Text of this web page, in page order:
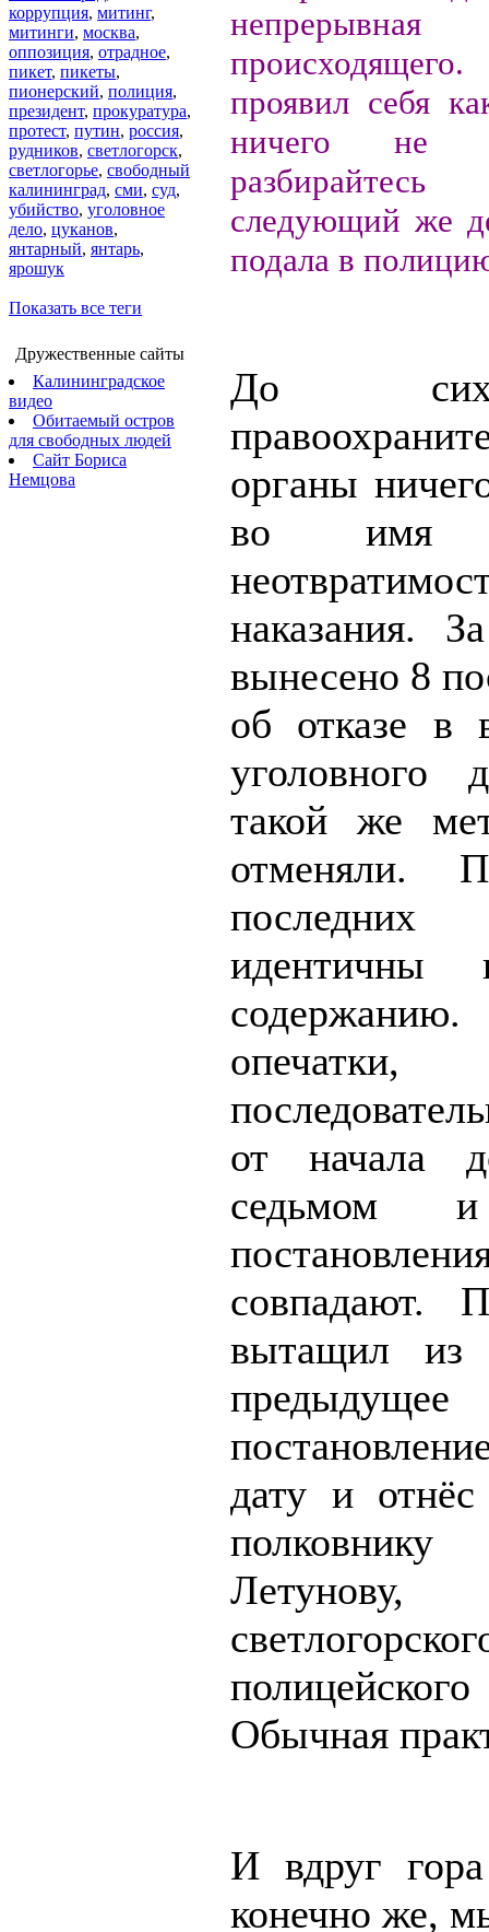
коррупция, митинг,
митинги, москва,
оппозиция, отрадное,
пикет, пикеты,
пионерский, полиция,
президент, прокуратура,
протест, путин, россия,
рудников, светлогорск,
светлогорье, свободный
калининград, сми, суд,
убийство, уголовное
дело, цуканов,
янтарный, янтарь,
ярошук
Показать все теги
Дружественные сайты
Калининградское
видео
Обитаемый остров
для свободных людей
Сайт Бориса
Немцова
непрерывная
проявил себя
ничего не
следующий же
подала в
До
органы
во имя
наказания.
вынесено 8
об отказе в
такой же
отменяли.
последних
идентичны
опечатки,
от начала
седьмом
совпадают.
вытащил из
предыдущее
дату и
Обычная
И вдруг
конечно же,